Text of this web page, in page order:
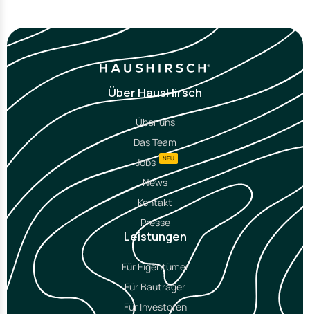
Über HausHirsch
Über uns
Das Team
Jobs
NEU
News
Kontakt
Presse
Leistungen
Für Eigentümer
Für Bauträger
Für Investoren